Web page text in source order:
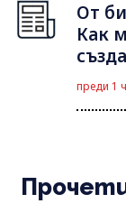
От
Как
преди 1